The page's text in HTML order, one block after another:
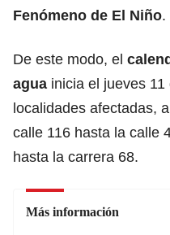
Fenómeno de El Niño.
De este modo, el
agua inicia el jueves
localidades afectadas,
calle 116 hasta la calle
hasta la carrera 68.
Más información